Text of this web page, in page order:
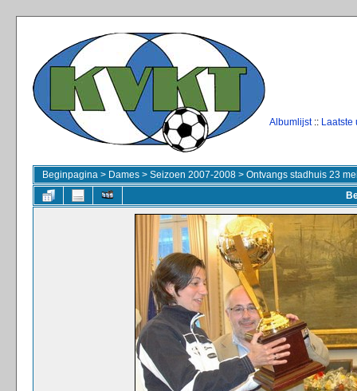
Albumlijst:: Laatste
Beginpagina > Dames > Seizoen 2007-2008 > Ontvangs stadhuis 23